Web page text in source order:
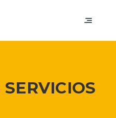
SERVICIOS